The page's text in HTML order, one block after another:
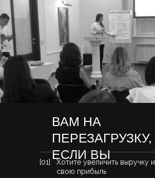
ВАМ НА
ПЕРЕЗАГРУЗКУ,
ЕСЛИ ВЫ
[01]
Хотите увеличить выручку и
свою прибыль